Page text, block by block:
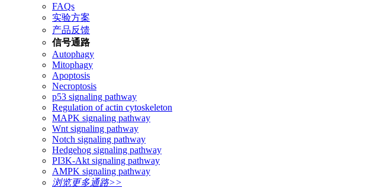
FAQs
实验方案
产品反馈
信号通路
Autophagy
Mitophagy
Apoptosis
Necroptosis
p53 signaling pathway
Regulation of actin cytoskeleton
MAPK signaling pathway
Wnt signaling pathway
Notch signaling pathway
Hedgehog signaling pathway
PI3K-Akt signaling pathway
AMPK signaling pathway
浏览更多通路>>